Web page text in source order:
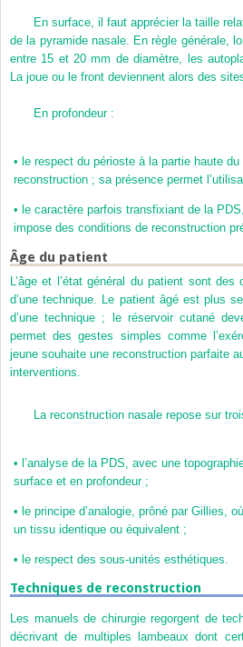
En surface, il faut apprécier la taille
de la pyramide nasale. En règle générale,
entre 15 et 20 mm de diamètre, les
La joue ou le front deviennent alors des
En profondeur :
• le respect du périoste à la partie haute
reconstruction ; sa présence permet
• le caractère parfois transfixiant de la
impose des conditions de reconstruction
Âge du patient
L’âge et l’état général du patient sont
d’une technique. Le patient âgé est plus
d’une technique ; le réservoir cutané
permet des gestes simples comme
jeune souhaite une reconstruction parfaite
interventions.
La reconstruction nasale repose sur
• l’analyse de la PDS, avec une
surface et en profondeur ;
• le principe d’analogie, prôné par Gillies,
un tissu identique ou équivalent ;
• le respect des sous-unités esthétiques.
Techniques de reconstruction
Les manuels de chirurgie regorgent de
décrivant de multiples lambeaux dont